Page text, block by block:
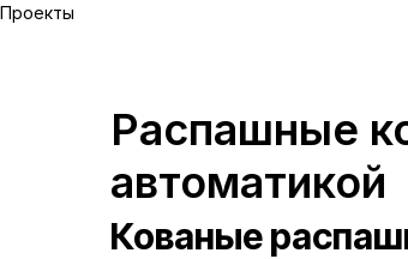
Проекты
Распашные
автоматикой
Кованые